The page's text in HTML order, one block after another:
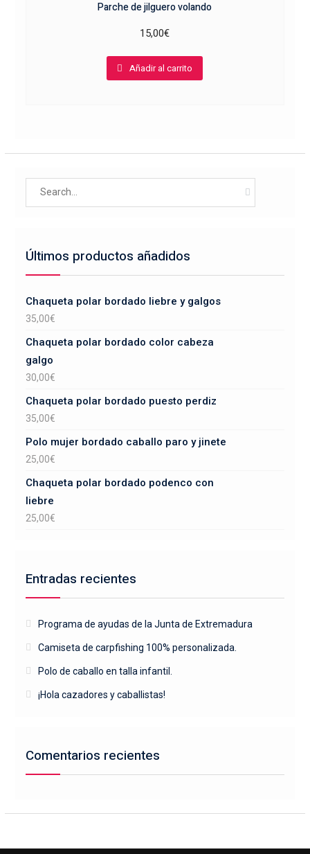
Parche de jilguero volando
15,00€
Añadir al carrito
Search
Últimos productos añadidos
Chaqueta polar bordado liebre y galgos
35,00€
Chaqueta polar bordado color cabeza
galgo
30,00€
Chaqueta polar bordado puesto perdiz
35,00€
Polo mujer bordado caballo paro y jinete
25,00€
Chaqueta polar bordado podenco con
liebre
25,00€
Entradas recientes
Programa de ayudas de la Junta de Extremadura
Camiseta de carpfishing 100% personalizada.
Polo de caballo en talla infantil.
¡Hola cazadores y caballistas!
Comentarios recientes